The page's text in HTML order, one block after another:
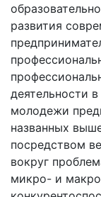
развития
деятельности
молодежи
названных
посредством
вокруг
микро- и